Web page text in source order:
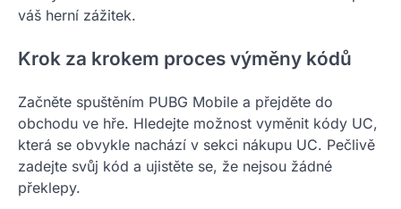
váš herní zážitek.
Krok za krokem proces výměny kódů
Začněte spuštěním PUBG Mobile a přejděte do
obchodu ve hře. Hledejte možnost vyměnit kódy UC,
která se obvykle nachází v sekci nákupu UC. Pečlivě
zadejte svůj kód a ujistěte se, že nejsou žádné
překlepy.